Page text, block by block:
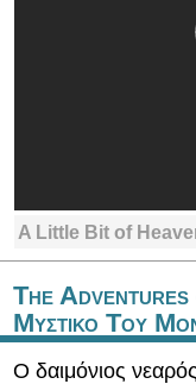
A Little Bit of
The Adventures
Μυστικο Του
Ο δαιμόνιος